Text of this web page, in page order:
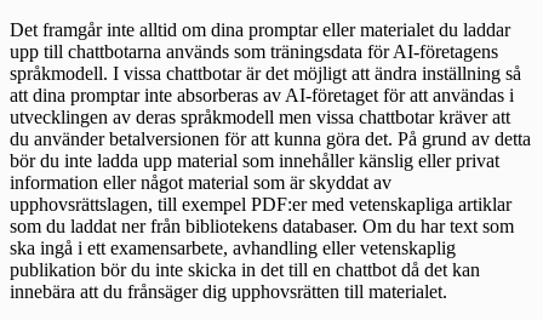
Det framgår inte alltid om dina promptar eller materialet du laddar
upp till chattbotarna används som träningsdata för AI-företagens
språkmodell. I vissa chattbotar är det möjligt att ändra inställning så
att dina promptar inte absorberas av AI-företaget för att användas i
utvecklingen av deras språkmodell men vissa chattbotar kräver att
du använder betalversionen för att kunna göra det. På grund av detta
bör du inte ladda upp material som innehåller känslig eller privat
information eller något material som är skyddat av
upphovsrättslagen, till exempel PDF:er med vetenskapliga artiklar
som du laddat ner från bibliotekens databaser. Om du har text som
ska ingå i ett examensarbete, avhandling eller vetenskaplig
publikation bör du inte skicka in det till en chattbot då det kan
innebära att du frånsäger dig upphovsrätten till materialet.